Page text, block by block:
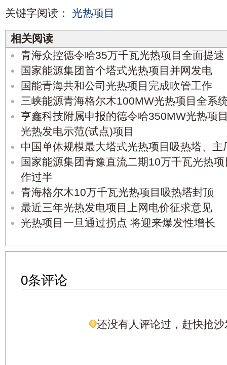
关键字阅读： 光热项目
相关阅读
青海众控德令哈35万千瓦光热项目全面提速
国家能源集团首个塔式光热项目并网发电
国能青海共和公司光热项目完成吹管工作
三峡能源青海格尔木100MW光热项目全系
亨鑫科技附属申报的德令哈350MW光热项
光热发电示范(试点)项目
中国单体规模最大塔式光热项目吸热塔、主
国家能源集团青豫直流二期10万千瓦光热
作过半
青海格尔木10万千瓦光热项目吸热塔封顶
最近三年光热发电项目上网电价征求意见
光热项目一旦通过拐点 将迎来爆发性增长
0条评论
还没有人评论过，赶快抢沙